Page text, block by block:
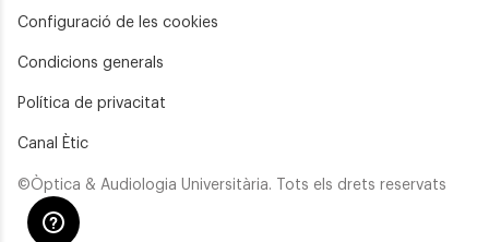
Configuració de les cookies
Condicions generals
Política de privacitat
Canal Ètic
©Òptica & Audiologia Universitària. Tots els drets reservats